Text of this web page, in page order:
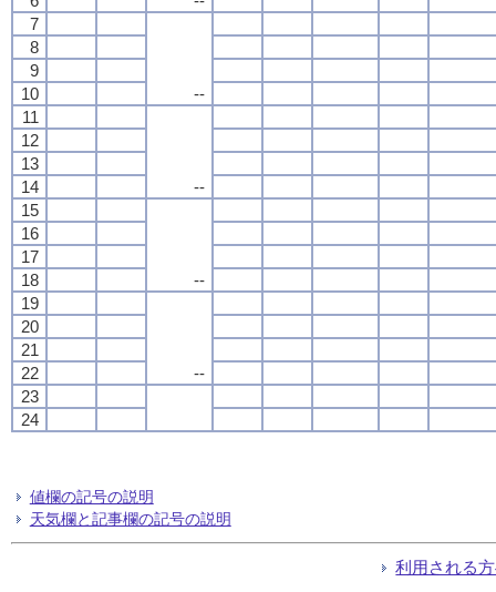
7
--
8
9
10
11
--
12
13
14
15
--
16
17
18
19
--
20
21
22
23
24
値欄の記号の説明
天気欄と記事欄の記号の説明
利用される